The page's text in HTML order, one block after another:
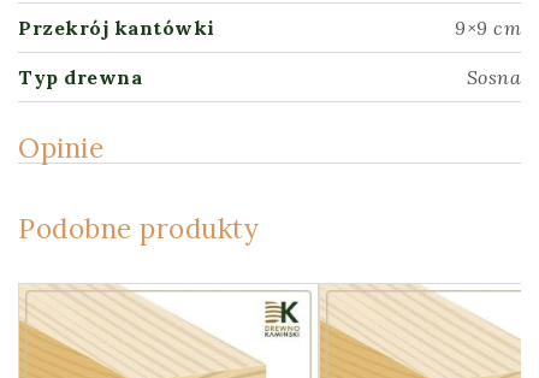
Przekrój kantówki 9×9 cm
Typ drewna Sosna
Opinie
Podobne produkty